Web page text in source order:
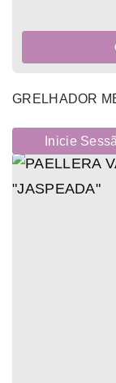
GRELHADOR
Inicie